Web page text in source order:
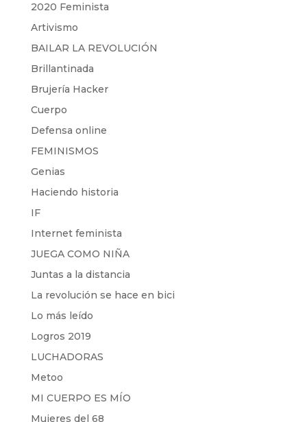
2020 Feminista
Artivismo
BAILAR LA REVOLUCIÓN
Brillantinada
Brujería Hacker
Cuerpo
Defensa online
FEMINISMOS
Genias
Haciendo historia
IF
Internet feminista
JUEGA COMO NIÑA
Juntas a la distancia
La revolución se hace en bici
Lo más leído
Logros 2019
LUCHADORAS
Metoo
MI CUERPO ES MÍO
Mujeres del 68